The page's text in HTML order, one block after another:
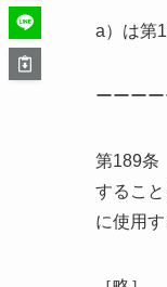
a）は第
ーーー
第189条
するこ
に使用